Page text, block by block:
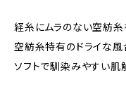
経糸にムラのない空紡糸
空紡糸特有のドライな風
ソフトで馴染みやすい肌